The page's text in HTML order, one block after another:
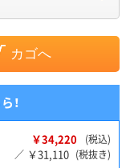
カゴへ
！
￥34,220
(税込)
／ ￥31,110 (税抜き)